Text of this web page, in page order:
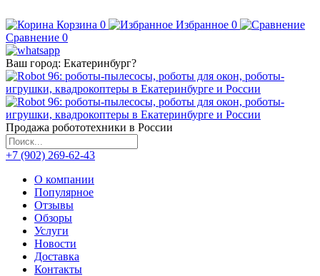
Корзина 0 Избранное 0
Сравнение 0
Ваш город: Екатеринбург?
Продажа робототехники в России
+7 (902) 269-62-43
О компании
Популярное
Отзывы
Обзоры
Услуги
Новости
Доставка
Контакты